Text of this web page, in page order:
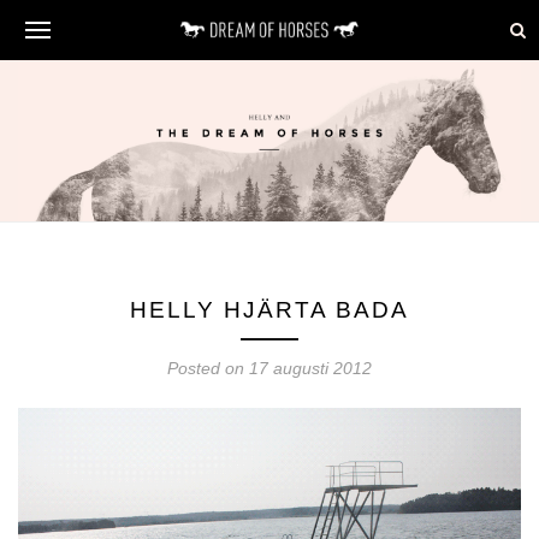
HELLY HJÄRTA BADA
Posted on 17 augusti 2012